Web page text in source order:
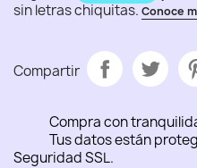
Compartir
Compra con
Tus datos están
Seguridad SSL.